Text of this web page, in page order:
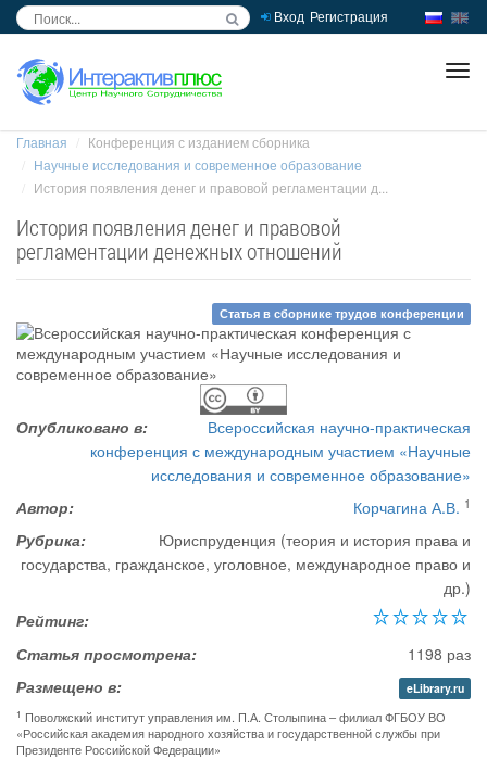
Вход Регистрация
Главная
Конференция с изданием сборника
Научные исследования и современное образование
История появления денег и правовой регламентации д...
История появления денег и правовой
регламентации денежных отношений
Статья в сборнике трудов конференции
Опубликовано в:
Всероссийская научно-практическая
конференция с международным участием «Научные
исследования и современное образование»
Автор:
Корчагина А.В. 1
Рубрика:
Юриспруденция (теория и история права и
государства, гражданское, уголовное, международное право и
др.)
Рейтинг:
Статья просмотрена:
1198 раз
Размещено в:
eLibrary.ru
1 Поволжский институт управления им. П.А. Столыпина – филиал ФГБОУ ВО
«Российская академия народного хозяйства и государственной службы при
Президенте Российской Федерации»